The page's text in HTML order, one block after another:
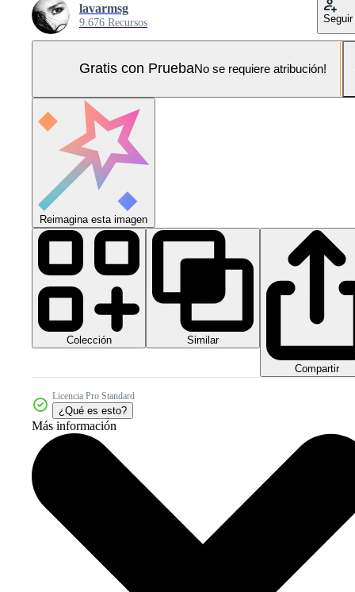
lavarmsg
9.676 Recursos Seguir
Gratis con PruebaNo se requiere atribución!
Reimagina esta imagen
Colección Similar
Compartir
Licencia Pro Standard
¿Qué es esto?
Más información